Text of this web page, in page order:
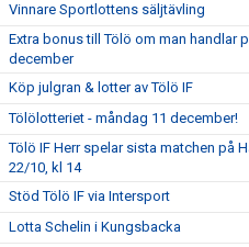
Vinnare Sportlottens säljtävling
Extra bonus till Tölö om man handlar
december
Köp julgran & lotter av Tölö IF
Tölölotteriet - måndag 11 december!
Tölö IF Herr spelar sista matchen på
22/10, kl 14
Stöd Tölö IF via Intersport
Lotta Schelin i Kungsbacka